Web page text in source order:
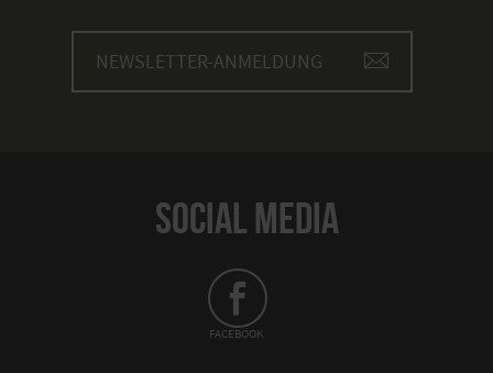
NEWSLETTER-ANMELDUNG
SOCIAL MEDIA
FACEBOOK